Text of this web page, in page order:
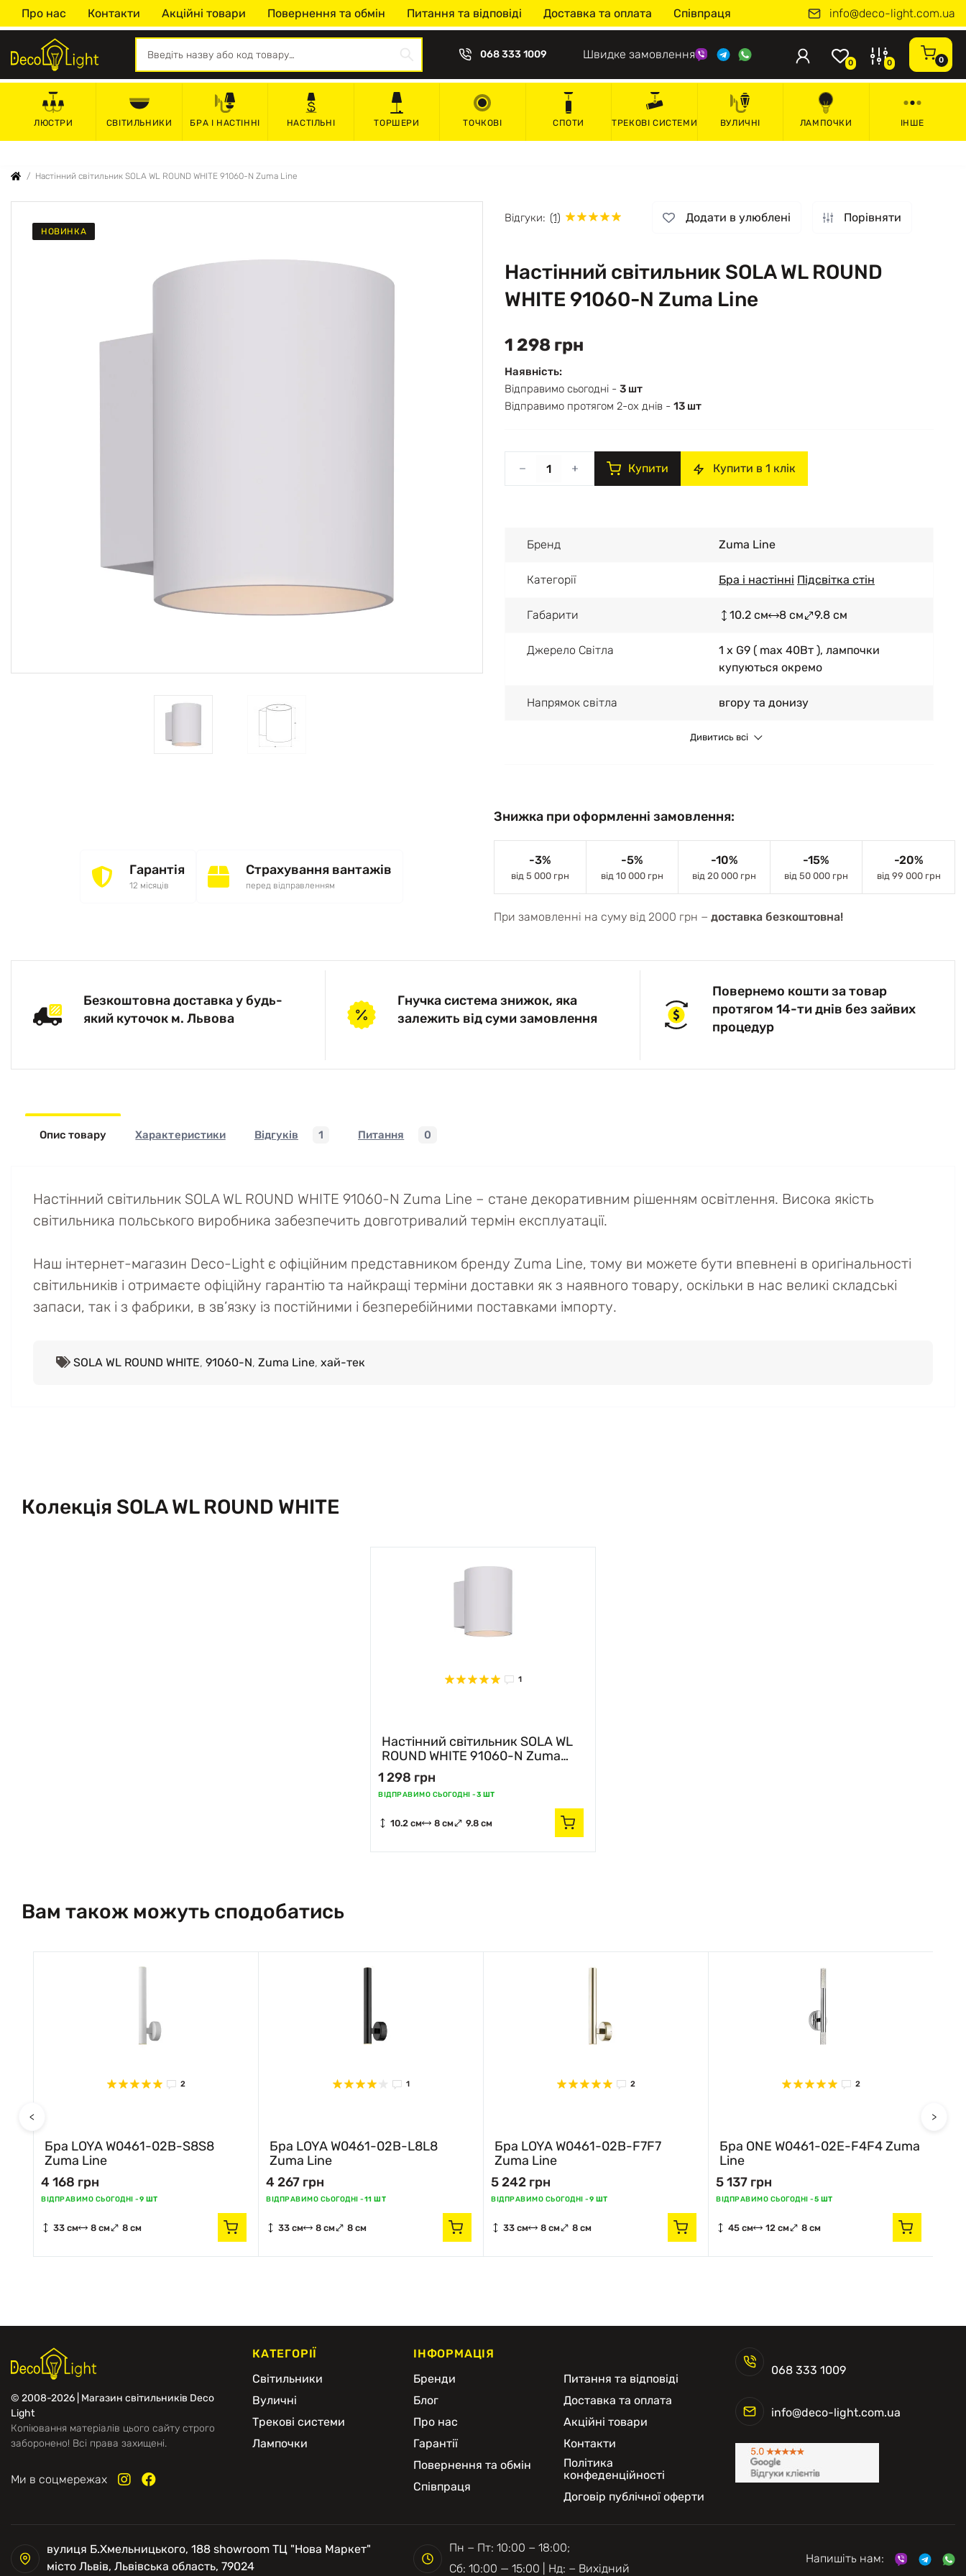
Про нас Контакти Акційні товари Повернення та обмін Питання та відповіді Доставка та оплата Співпраця info@deco-light.com.ua
068 333 1009 Швидке замовлення
0 0 0
ЛЮСТРИ СВІТИЛЬНИКИ БРА І НАСТІННІ НАСТІЛЬНІ ТОРШЕРИ ТОЧКОВІ СПОТИ ТРЕКОВІ СИСТЕМИ ВУЛИЧНІ ЛАМПОЧКИ ІНШЕ
Настінний світильник SOLA WL ROUND WHITE 91060-N Zuma Line
НОВИНКА
Відгуки: (1) Додати в улюблені Порівняти
Настінний світильник SOLA WL ROUND
WHITE 91060-N Zuma Line
1 298 грн
Наявність:
Відправимо сьогодні - 3 шт
Відправимо протягом 2-ох днів - 13 шт
Купити Купити в 1 клік
Бренд Zuma Line
Категорії Бра і настінні Підсвітка стін
Габарити 10.2 см 8 см 9.8 см
Джерело Світла
1 x G9 ( max 40Вт ), лампочки
купуються окремо
Напрямок світла вгору та донизу
Дивитись всі
Гарантія
12 місяців
Страхування вантажів
перед відправленням
Знижка при оформленні замовлення:
-3%
від 5 000 грн
-5%
від 10 000 грн
-10%
від 20 000 грн
-15%
від 50 000 грн
-20%
від 99 000 грн
При замовленні на суму від 2000 грн − доставка безкоштовна!
Безкоштовна доставка у будь-
який куточок м. Львова
Гнучка система знижок, яка
залежить від суми замовлення
Повернемо кошти за товар
протягом 14-ти днів без зайвих
процедур
Опис товару Характеристики Відгуків 1 Питання 0
Настінний світильник SOLA WL ROUND WHITE 91060-N Zuma Line – стане декоративним рішенням освітлення. Висока якість
світильника польського виробника забезпечить довготривалий термін експлуатації.
Наш інтернет-магазин Deco-Light є офіційним представником бренду Zuma Line, тому ви можете бути впевнені в оригінальності
світильників і отримаєте офіційну гарантію та найкращі терміни доставки як з наявного товару, оскільки в нас великі складські
запаси, так і з фабрики, в зв’язку із постійними і безперебійними поставками імпорту.
SOLA WL ROUND WHITE, 91060-N, Zuma Line, хай-тек
Колекція SOLA WL ROUND WHITE
1
Настінний світильник SOLA WL
ROUND WHITE 91060-N Zuma
Line
1 298 грн
ВІДПРАВИМО СЬОГОДНІ -3 ШТ
10.2 см 8 см 9.8 см
Вам також можуть сподобатись
<
2
Бра LOYA W0461-02B-S8S8
Zuma Line
4 168 грн
ВІДПРАВИМО СЬОГОДНІ -9 ШТ
33 см 8 см 8 см
1
Бра LOYA W0461-02B-L8L8
Zuma Line
4 267 грн
ВІДПРАВИМО СЬОГОДНІ -11 ШТ
33 см 8 см 8 см
2
Бра LOYA W0461-02B-F7F7
Zuma Line
5 242 грн
ВІДПРАВИМО СЬОГОДНІ -9 ШТ
33 см 8 см 8 см
2
Бра ONE W0461-02E-F4F4 Zuma
Line
5 137 грн
ВІДПРАВИМО СЬОГОДНІ -5 ШТ
45 см 12 см 8 см
>
© 2008-2026 | Магазин світильників Deco
Light
Копіювання матеріалів цього сайту строго
заборонено! Всі права захищені.
Ми в соцмережах
КАТЕГОРІЇ
Світильники
Вуличні
Трекові системи
Лампочки
ІНФОРМАЦІЯ
Бренди
Блог
Про нас
Гарантії
Повернення та обмін
Співпраця
Питання та відповіді
Доставка та оплата
Акційні товари
Контакти
Політика
конфеденційності
Договір публічної оферти
068 333 1009
info@deco-light.com.ua
вулиця Б.Хмельницького, 188 showroom ТЦ "Нова Маркет"
місто Львів, Львівська область, 79024
Пн − Пт: 10:00 − 18:00;
Сб: 10:00 — 15:00 | Нд: − Вихідний
Напишіть нам: